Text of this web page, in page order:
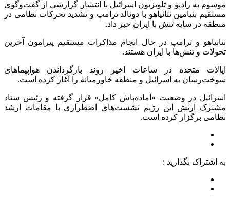
موسوم به رادیو و تلویزیون اسرائیل با انتشار گزارشی از گفت‌وگوی
مستقیم بنیامین نتانیاهو با دونالد ترامپ و تشدید تحرکات نظامی در
منطقه در سایه تنش با ایران خبر داد.
نتانیاهو و ترامپ در حال انجام مذاکرات مستقیم پیرامون آخرین
تحولات و تنش‌ها با ایران هستند.
ایالات متحده در ساعات اخیر روند بازگرداندن هواپیما‌های
سوخت‌رسان به اسرائیل و منطقه خاورمیانه را آغاز کرده است.
اسرائیل در وضعیت «آماده‌باش کامل» قرار گرفته و رئیس ستاد
مشترک ارتش این رژیم نشست‌های اضطراری با مقامات ارشد
نظامی برگزار کرده است.
به اشتراک بگذارید :